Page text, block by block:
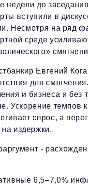
недели до
вступили в
Несмотря на ряд
среде
Евгений
для
и бизнеса и без
Ускорение темпов
спрос, а
издержки.
-
6,5–7,0%